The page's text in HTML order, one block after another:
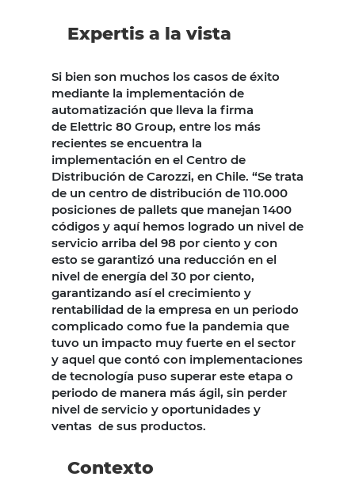
Expertis a la vista
Si bien son muchos los casos de éxito
mediante la implementación de
automatización que lleva la firma
de Elettric 80 Group, entre los más
recientes se encuentra la
implementación en el Centro de
Distribución de Carozzi, en Chile. “Se trata
de un centro de distribución de 110.000
posiciones de pallets que manejan 1400
códigos y aquí hemos logrado un nivel de
servicio arriba del 98 por ciento y con
esto se garantizó una reducción en el
nivel de energía del 30 por ciento,
garantizando así el crecimiento y
rentabilidad de la empresa en un periodo
complicado como fue la pandemia que
tuvo un impacto muy fuerte en el sector
y aquel que contó con implementaciones
de tecnología puso superar este etapa o
periodo de manera más ágil, sin perder
nivel de servicio y oportunidades y
ventas de sus productos.
Contexto